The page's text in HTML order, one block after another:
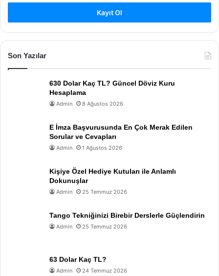
Kayıt Ol
Son Yazılar
630 Dolar Kaç TL? Güncel Döviz Kuru
Hesaplama
Admin 8 Ağustos 2026
E İmza Başvurusunda En Çok Merak Edilen
Sorular ve Cevapları
Admin 1 Ağustos 2026
Kişiye Özel Hediye Kutuları ile Anlamlı
Dokunuşlar
Admin 25 Temmuz 2026
Tango Tekniğinizi Birebir Derslerle Güçlendirin
Admin 25 Temmuz 2026
63 Dolar Kaç TL?
Admin 24 Temmuz 2026